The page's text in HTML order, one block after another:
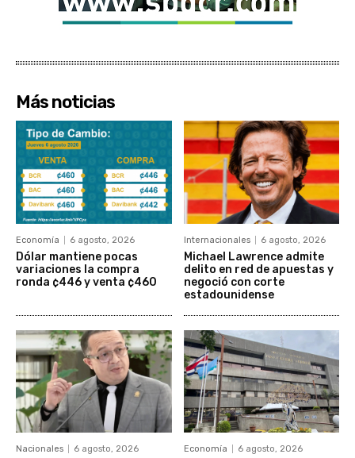
Más noticias
Economía 6 agosto, 2026
Dólar mantiene pocas
variaciones la compra
ronda ¢446 y venta ¢460
Internacionales 6 agosto, 2026
Michael Lawrence admite
delito en red de apuestas y
negoció con corte
estadounidense
Nacionales 6 agosto, 2026 Economía 6 agosto, 2026